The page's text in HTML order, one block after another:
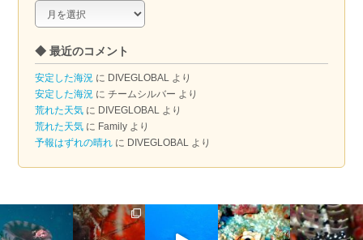
◆
ア
カ
イ
ブ
◆ 最近のコメント
安定した海況 に DIVEGLOBAL より
安定した海況 にチームシルバー より
荒れた天気 に DIVEGLOBAL より
荒れた天気 に Family より
予報はずれの晴れ に DIVEGLOBAL より